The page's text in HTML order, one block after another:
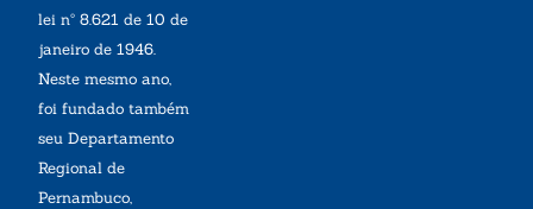
lei nº 8.621 de 10 de
janeiro de 1946.
Neste mesmo ano,
foi fundado também
seu Departamento
Regional de
Pernambuco,